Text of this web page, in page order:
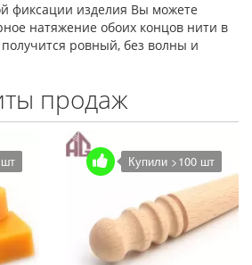
фиксации изделия Вы можете
натяжение обоих концов нити в
ровный, без волны и
продаж
Купили >100 шт